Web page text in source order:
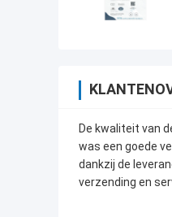
De kwaliteit van
was een goede
dankzij de
verzending en